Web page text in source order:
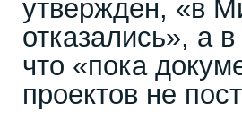
утвержден, «в
отказались», а
что «пока
проектов не